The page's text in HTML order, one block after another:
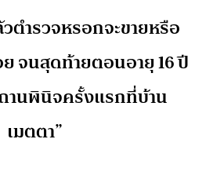
ำรวจหรอกจะขายหรือ
จนสุดท้ายตอนอายุ 16 ปี
านพินิจครั้งแรกที่บ้าน
เมตตา”